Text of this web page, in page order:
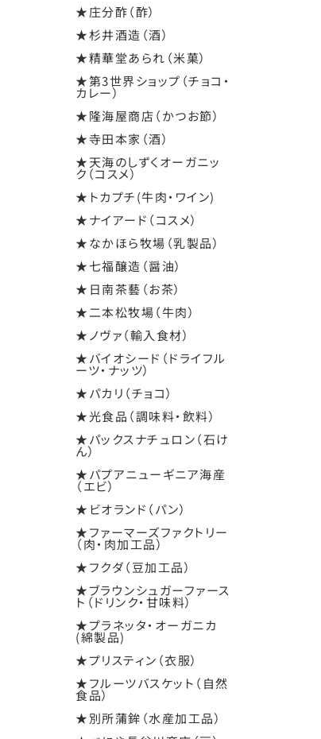
★庄分酢（酢）
★杉井酒造（酒）
★精華堂あられ（米菓）
★第3世界ショップ（チョコ・
カレー）
★隆海屋商店（かつお節）
★寺田本家（酒）
★天海のしずくオーガニッ
ク（コスメ）
★トカプチ(牛肉・ワイン)
★ナイアード（コスメ）
★なかほら牧場（乳製品）
★七福醸造（醤油）
★日南茶藝（お茶）
★二本松牧場（牛肉）
★ノヴァ（輸入食材）
★バイオシード（ドライフル
ーツ・ナッツ）
★パカリ（チョコ）
★光食品（調味料・飲料）
★パックスナチュロン（石け
ん）
★パプアニューギニア海産
（エビ）
★ビオランド（パン）
★ファーマーズファクトリー
（肉・肉加工品）
★フクダ（豆加工品）
★ブラウンシュガーファース
ト（ドリンク・甘味料）
★プラネッタ・オーガニカ
(綿製品)
★プリスティン（衣服）
★フルーツバスケット（自然
食品）
★別所蒲鉾（水産加工品）